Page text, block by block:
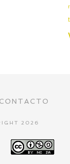
CONTACTO
2026